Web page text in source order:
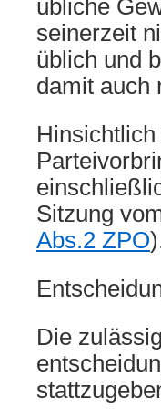
übliche
seinerzeit
üblich und
damit auch
Sitzung
Abs.2 ZPO
Die